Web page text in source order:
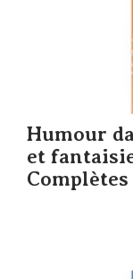
Humour
et
Complètes